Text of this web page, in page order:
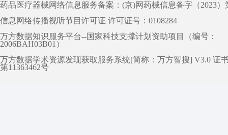
药品医疗器械网络信息服务备案：(京)网药械信息备字（2023）
信息网络传播视听节目许可证 许可证号：0108284
万方数据知识服务平台--国家科技支撑计划资助项目（编号：
2006BAH03B01）
万方数据学术资源发现获取服务系统[简称：万方智搜] V3.0 证
第11363462号